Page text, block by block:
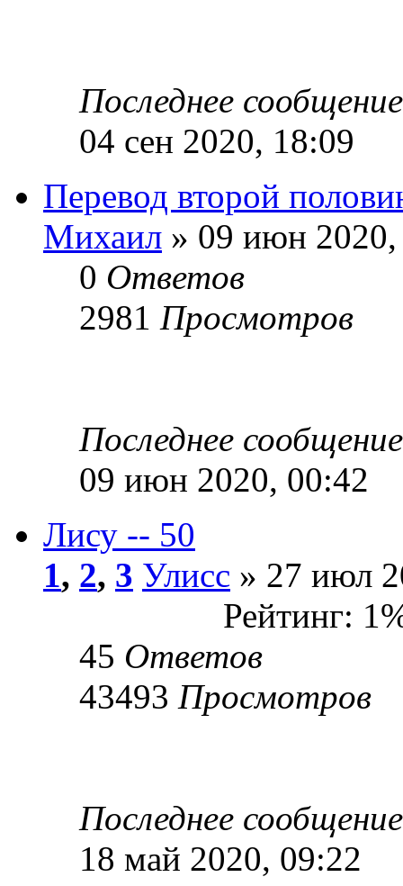
Последнее
04 сен 2020, 18:09
Перевод второй
Михаил » 09 июн
0 Ответов
2981 Просмотров
Последнее
09 июн 2020, 00:42
Лису -- 50
1, 2, 3 Улисс » 27 июл
Рейтинг:
45 Ответов
43493 Просмотров
Последнее
18 май 2020, 09:22